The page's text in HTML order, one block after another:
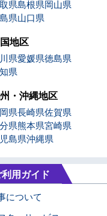
サービス
AC、メーカー、直工店の
を対応いたします。お困
う、設置した機器・工事
おります。
県島根県岡山県
県山口県
地区
県愛媛県徳島県
県
・沖縄地区
県長崎県佐賀県
県熊本県宮崎県
島県沖縄県
利用ガイド
について